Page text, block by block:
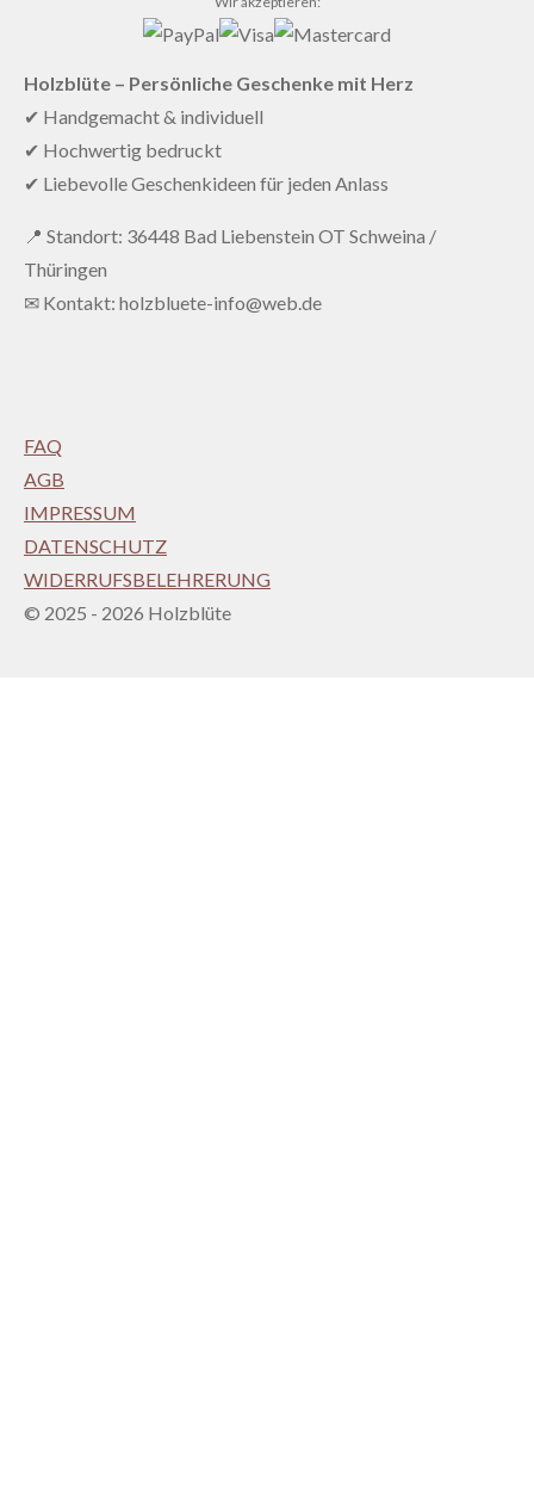
Holzblüte – Persönliche Geschenke mit Herz
✔ Handgemacht & individuell
✔ Hochwertig bedruckt
✔ Liebevolle Geschenkideen für jeden Anlass
📍 Standort: 36448 Bad Liebenstein OT Schweina /
Thüringen
✉ Kontakt: holzbluete-info@web.de
FAQ
AGB
IMPRESSUM
DATENSCHUTZ
WIDERRUFSBELEHRERUNG
© 2025 - 2026 Holzblüte